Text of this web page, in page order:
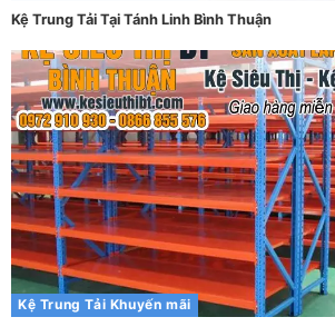
Kệ Trung Tải Tại Tánh Linh Bình Thuận
Kệ Trung Tải Khuyến mãi